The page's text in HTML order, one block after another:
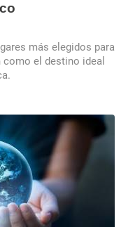
más elegidos para
el destino ideal